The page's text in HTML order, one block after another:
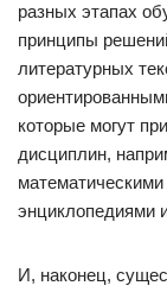
разных этапах
принципы
литературных
которые могут
дисциплин,
энциклопедиями
И, наконец,